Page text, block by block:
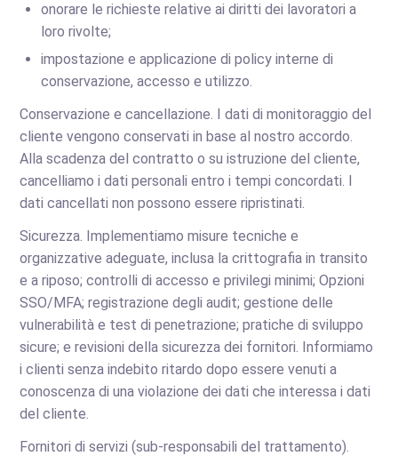
onorare le richieste relative ai diritti dei lavoratori a
loro rivolte;
impostazione e applicazione di policy interne di
conservazione, accesso e utilizzo.
Conservazione e cancellazione. I dati di monitoraggio del
cliente vengono conservati in base al nostro accordo.
Alla scadenza del contratto o su istruzione del cliente,
cancelliamo i dati personali entro i tempi concordati. I
dati cancellati non possono essere ripristinati.
Sicurezza. Implementiamo misure tecniche e
organizzative adeguate, inclusa la crittografia in transito
e a riposo; controlli di accesso e privilegi minimi; Opzioni
SSO/MFA; registrazione degli audit; gestione delle
vulnerabilità e test di penetrazione; pratiche di sviluppo
sicure; e revisioni della sicurezza dei fornitori. Informiamo
i clienti senza indebito ritardo dopo essere venuti a
conoscenza di una violazione dei dati che interessa i dati
del cliente.
Fornitori di servizi (sub-responsabili del trattamento).